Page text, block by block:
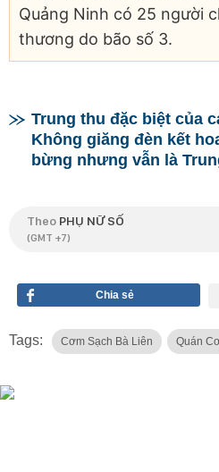
Quảng Ninh có 25 người
thương do bão số 3.
Trung thu đặc biệt của
Không giăng đèn kết
bừng nhưng vẫn là
Theo PHỤ NỮ SỐ
(GMT +7)
Chia sẻ
Tags: Cơm Sạch Bà Liên Quán